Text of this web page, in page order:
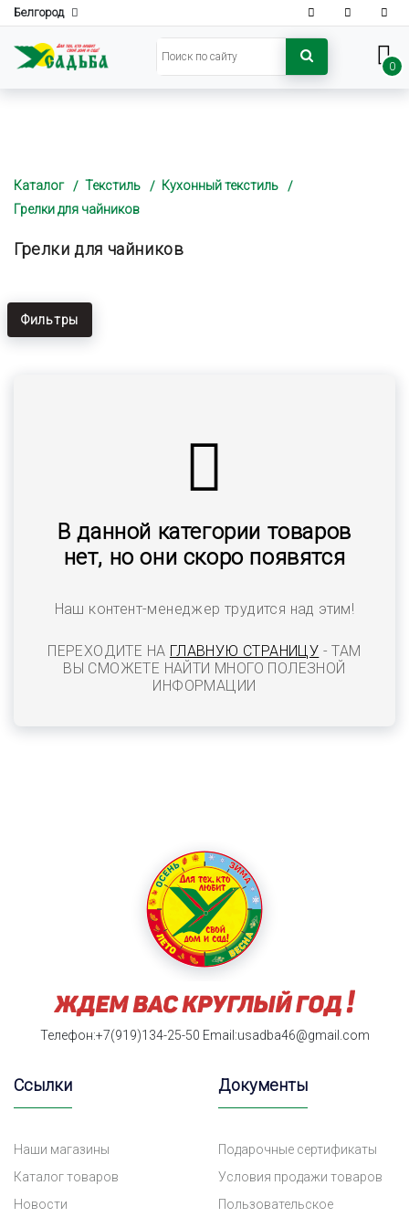
Белгород
0
Каталог Текстиль
Кухонный текстиль
Грелки для чайников
Грелки для чайников
Фильтры
В данной категории товаров
нет, но они скоро появятся
Наш контент-менеджер трудится над этим!
ПЕРЕХОДИТЕ НА ГЛАВНУЮ СТРАНИЦУ - ТАМ
ВЫ СМОЖЕТЕ НАЙТИ МНОГО ПОЛЕЗНОЙ
ИНФОРМАЦИИ
Телефон:+7(919)134-25-50 Email:usadba46@gmail.com
Ссылки
Наши магазины
Каталог товаров
Новости
Документы
Подарочные сертификаты
Условия продажи товаров
Пользовательское